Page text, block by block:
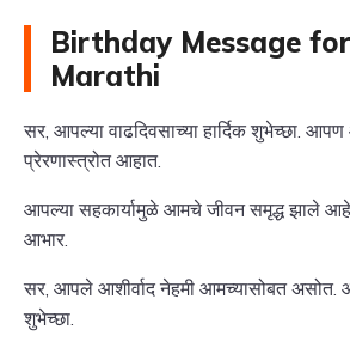
Birthday Message
Marathi
सर, आपल्या वाढदिवसाच्या हार्दिक शुभेच्छा.
प्रेरणास्त्रोत आहात.
आपल्या सहकार्यामुळे आमचे जीवन समृद्ध झाले आहे.
आभार.
सर, आपले आशीर्वाद नेहमी आमच्यासोबत असोत.
शुभेच्छा.